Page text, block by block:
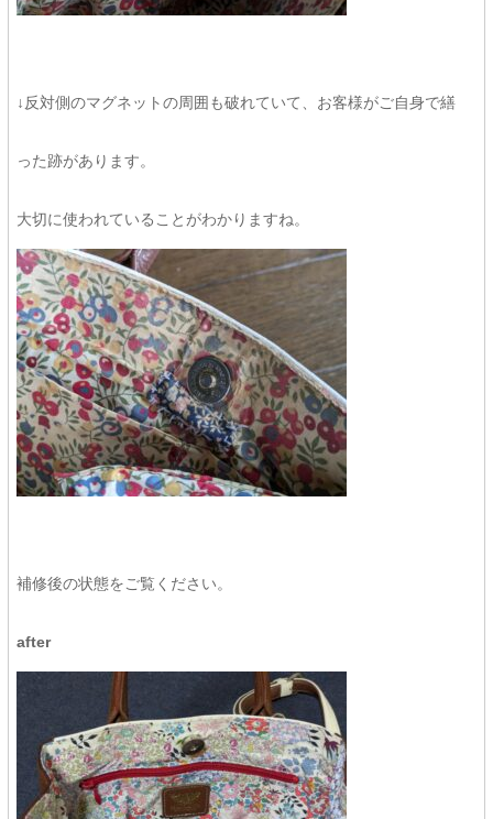
↓反対側のマグネットの周囲も破れていて、お客様がご自身で繕
った跡があります。
大切に使われていることがわかりますね。
補修後の状態をご覧ください。
after